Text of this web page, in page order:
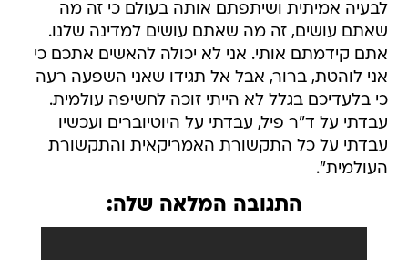
לבעיה אמיתית ושיתפתם אותה בעולם כי זה מה
שאתם עושים, זה מה שאתם עושים למדינה שלנו.
אתם קידמתם אותי. אני לא יכולה להאשים אתכם כי
אני לוהטת, ברור, אבל אל תגידו שאני השפעה רעה
כי בלעדיכם בגלל לא הייתי זוכה לחשיפה עולמית.
עבדתי על ד"ר פיל, עבדתי על היוטיוברים ועכשיו
עבדתי על כל התקשורת האמריקאית והתקשורת
העולמית".
התגובה המלאה שלה: